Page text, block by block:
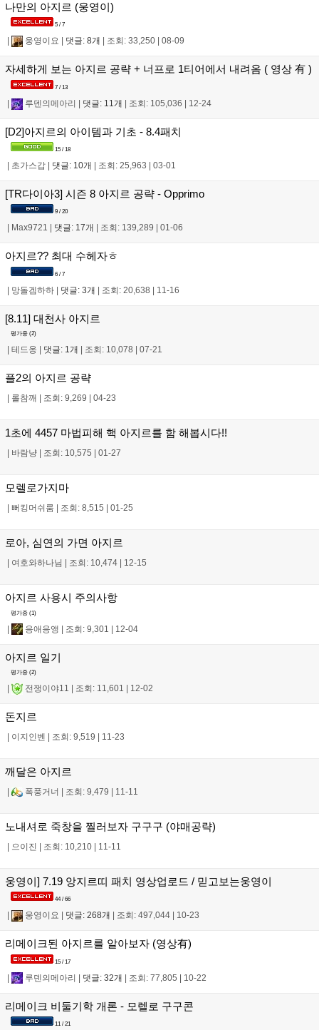
나만의 아지르 (웅영이)
5 / 7
웅영이요 댓글: 8개 조회: 33,250 08-09
자세하게 보는 아지르 공략 + 너프로 1티어에서 내려옴 ( 영상 有 )
7 / 13
| 루덴의메아리 | 댓글: 11개 | 조회: 105,036 | 12-24
[D2]아지르의 아이템과 기초 - 8.4패치
15 / 18
초가스갑 댓글: 10개 조회: 25,963 03-01
[TR다이아3] 시즌 8 아지르 공략 - Opprimo
9 / 20
Max9721 댓글: 17개 조회: 139,289 01-06
아지르?? 최대 수헤자ㅎ
6 / 7
| 망돌겜하하 | 댓글: 3개 | 조회: 20,638 | 11-16
[8.11] 대천사 아지르
평가중 (2)
테드옹 댓글: 1개 조회: 10,078 07-21
플2의 아지르 공략
롤참깨 조회: 9,269 04-23
1초에 4457 마법피해 핵 아지르를 함 해봅시다!!
바람냥 조회: 10,575 01-27
모렐로가지마
뻐킹머쉬룸 조회: 8,515 01-25
로아, 심연의 가면 아지르
여호와하나님 조회: 10,474 12-15
아지르 사용시 주의사항
평가중 (1)
| 응애응앵 | 조회: 9,301 | 12-04
아지르 일기
평가중 (2)
전쟁이야11 조회: 11,601 12-02
돈지르
이지인벤 조회: 9,519 11-23
깨달은 아지르
폭풍거너 조회: 9,479 11-11
노내셔로 죽창을 찔러보자 구구구 (야매공략)
으이진 조회: 10,210 11-11
웅영이] 7.19 앙지르띠 패치 영상업로드 / 믿고보는웅영이
44 / 66
웅영이요 댓글: 268개 조회: 497,044 10-23
리메이크된 아지르를 알아보자 (영상有)
15 / 17
| 루덴의메아리 | 댓글: 32개 | 조회: 77,805 | 10-22
리메이크 비둘기학 개론 - 모렐로 구구콘
11 / 21